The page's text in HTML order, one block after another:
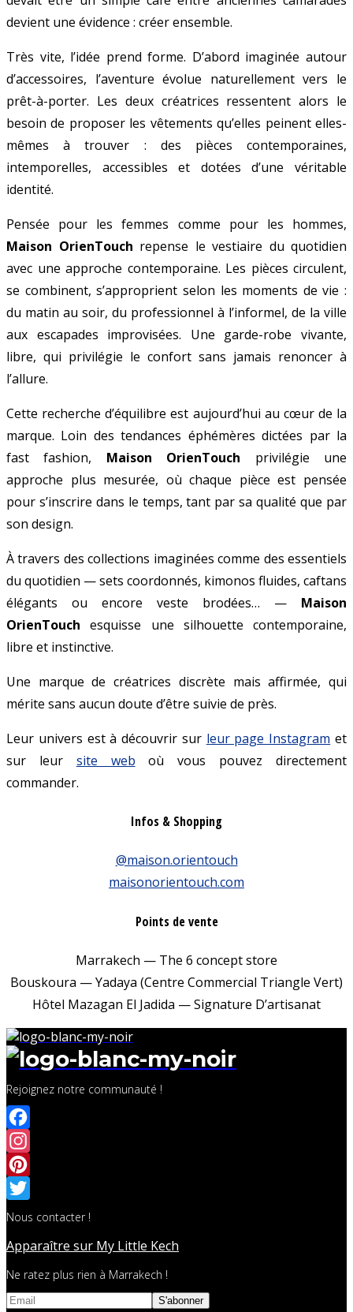
devient une évidence : créer ensemble.
Très vite, l’idée prend forme. D’abord imaginée autour
d’accessoires, l’aventure évolue naturellement vers le
prêt-à-porter. Les deux créatrices ressentent alors le
besoin de proposer les vêtements qu’elles peinent elles-
mêmes à trouver : des pièces contemporaines,
intemporelles, accessibles et dotées d’une véritable
identité.
Pensée pour les femmes comme pour les hommes,
Maison OrienTouch repense le vestiaire du quotidien
avec une approche contemporaine. Les pièces circulent,
se combinent, s’approprient selon les moments de vie :
du matin au soir, du professionnel à l’informel, de la ville
aux escapades improvisées. Une garde-robe vivante,
libre, qui privilégie le confort sans jamais renoncer à
l’allure.
Cette recherche d’équilibre est aujourd’hui au cœur de la
marque. Loin des tendances éphémères dictées par la
fast fashion, Maison OrienTouch privilégie une
approche plus mesurée, où chaque pièce est pensée
pour s’inscrire dans le temps, tant par sa qualité que par
son design.
À travers des collections imaginées comme des essentiels
du quotidien — sets coordonnés, kimonos fluides, caftans
élégants ou encore veste brodées… — Maison
OrienTouch esquisse une silhouette contemporaine,
libre et instinctive.
Une marque de créatrices discrète mais affirmée, qui
mérite sans aucun doute d’être suivie de près.
Leur univers est à découvrir sur leur page Instagram et
sur leur site web où vous pouvez directement
commander.
Infos & Shopping
@maison.orientouch
maisonorientouch.com
Points de vente
Marrakech — The 6 concept store
Bouskoura — Yadaya (Centre Commercial Triangle Vert)
Hôtel Mazagan El Jadida — Signature D’artisanat
Rejoignez notre communauté !
Facebook
Instagram
Pinterest
Twitter
Nous contacter !
Apparaître sur My Little Kech
Ne ratez plus rien à Marrakech !